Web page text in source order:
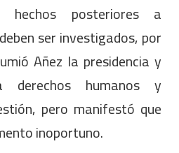
posteriores a
ser investigados, por
Añez la presidencia y
derechos humanos y
pero manifestó que
inoportuno.